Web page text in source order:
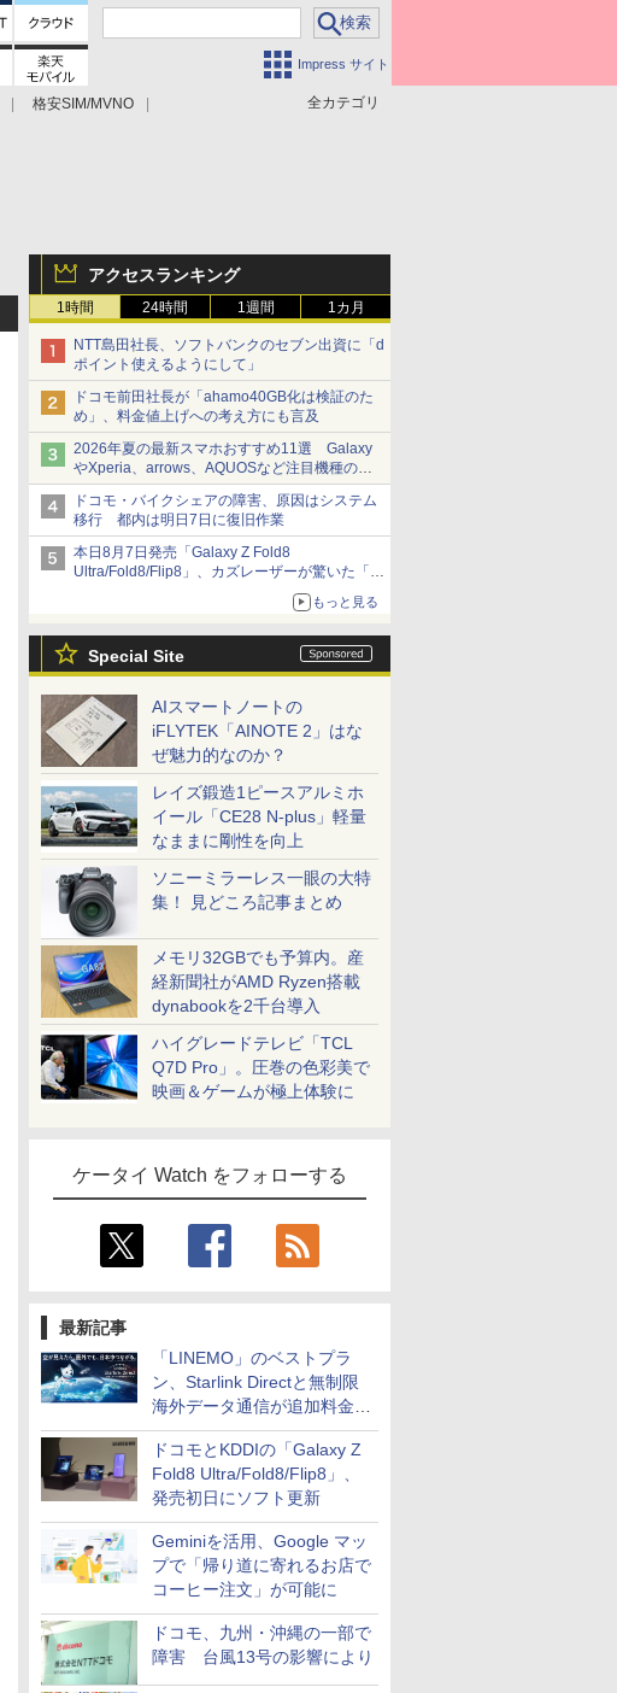
Impress サイト
全カテゴリ
格安SIM/MVNO
アクセスランキング
1時間 24時間 1週間 1カ月
NTT島田社長、ソフトバンクのセブン出資に「d
ポイント使えるようにして」
ドコモ前田社長が「ahamo40GB化は検証のた
め」、料金値上げへの考え方にも言及
2026年夏の最新スマホおすすめ11選 Galaxy
やXperia、arrows、AQUOSなど注目機種の特
徴は
ドコモ・バイクシェアの障害、原因はシステム
移行 都内は明日7日に復旧作業
本日8月7日発売「Galaxy Z Fold8
Ultra/Fold8/Flip8」、カズレーザーが驚いた「そ
もっと見る
Special Site
AIスマートノートの
iFLYTEK「AINOTE 2」はな
ぜ魅力的なのか？
レイズ鍛造1ピースアルミホ
イール「CE28 N-plus」軽量
なままに剛性を向上
ソニーミラーレス一眼の大特
集！ 見どころ記事まとめ
メモリ32GBでも予算内。産
経新聞社がAMD Ryzen搭載
dynabookを2千台導入
ハイグレードテレビ「TCL
Q7D Pro」。圧巻の色彩美で
映画＆ゲームが極上体験に
ケータイ Watch をフォローする
最新記事
「LINEMO」のベストプラ
ン、Starlink Directと無制限
海外データ通信が追加料金な
しに
ドコモとKDDIの「Galaxy Z
Fold8 Ultra/Fold8/Flip8」、
発売初日にソフト更新
Geminiを活用、Google マッ
プで「帰り道に寄れるお店で
コーヒー注文」が可能に
ドコモ、九州・沖縄の一部で
障害 台風13号の影響により